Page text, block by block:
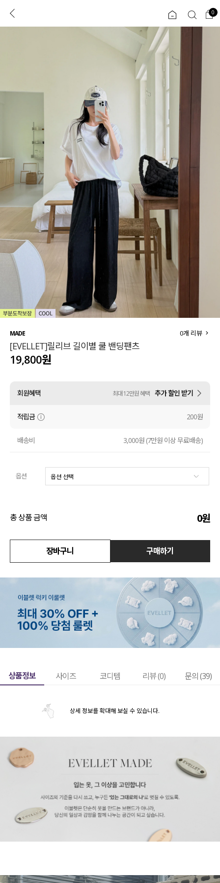
로그인 0
ENG
TW
JP
회원혜택
COMMUNITY
도착보장⚡
인플루언서 pick!
신상 5%
베스트
세트할인 ~30%
하객룩
살안타템
110사이즈
티셔츠
셔츠
원피스
니트
익스클루시브
티셔츠
니트
블라우스
원피스
팬츠
스커트
언더웨어
0
MADE
[EVELLET]릴리브 길이별 쿨 밴딩팬츠
0개 리뷰
19,800원
회원혜택 최대 12만원 혜택 추가 할인 받기
적립금 200원
배송비 3,000원 (7만원 이상 무료배송)
옵션
총 상품 금액 0원
장바구니 구매하기
상품정보 사이즈 코디템 리뷰 (0) 문의 (39)
상세 정보를 확대해 보실 수 있습니다.